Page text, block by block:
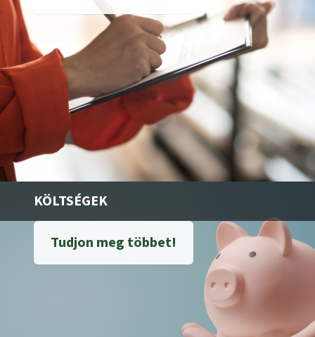
KÖLTSÉGEK
Tudjon meg többet!